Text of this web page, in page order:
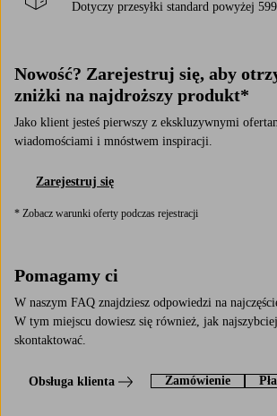
Dotyczy przesyłki standard powyżej
Nowość? Zarejestruj się, aby
zniżki na najdroższy produkt*
Jako klient jesteś pierwszy z ekskluzywnymi
wiadomościami i mnóstwem inspiracji.
Zarejestruj się
* Zobacz warunki oferty podczas rejestracji
Pomagamy ci
W naszym FAQ znajdziesz odpowiedzi na
W tym miejscu dowiesz się również, jak
skontaktować.
Obsługa klienta Zamówienie